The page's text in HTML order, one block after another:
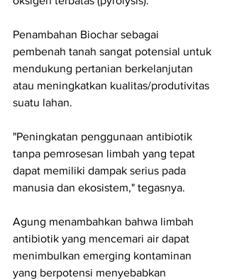
Penambahan Biochar sebagai
pembenah tanah sangat potensial untuk
mendukung pertanian berkelanjutan
atau meningkatkan kualitas/produtivitas
suatu lahan.
"Peningkatan penggunaan antibiotik
tanpa pemrosesan limbah yang tepat
dapat memiliki dampak serius pada
manusia dan ekosistem," tegasnya.
Agung menambahkan bahwa limbah
antibiotik yang mencemari air dapat
menimbulkan emerging kontaminan
yang berpotensi menyebabkan